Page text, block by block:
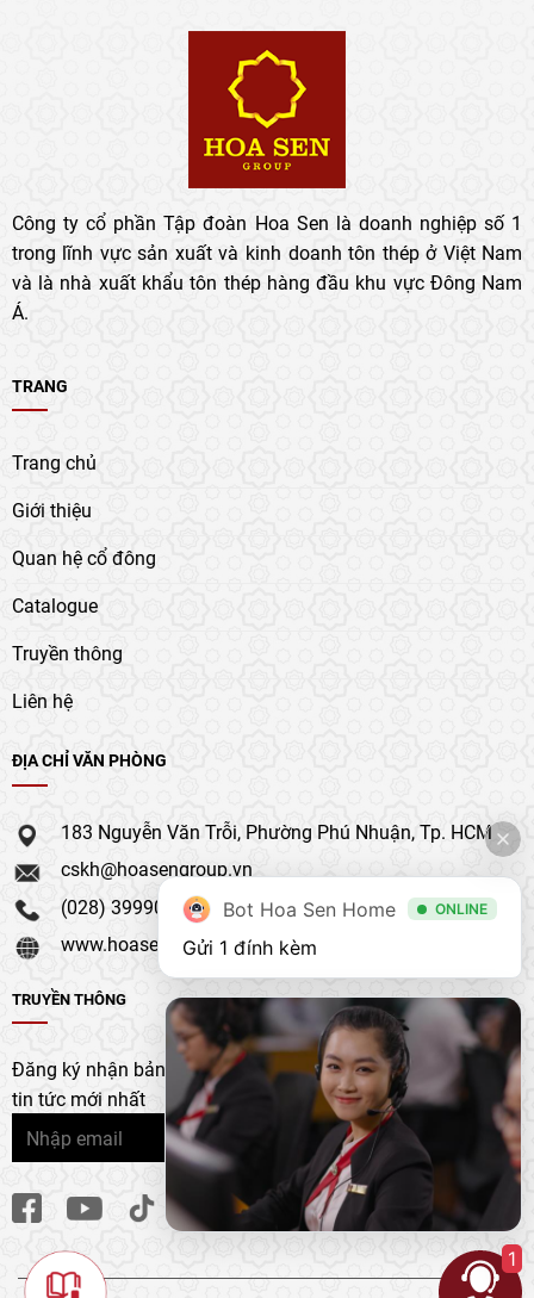
Công ty cổ phần Tập đoàn Hoa Sen là doanh nghiệp số 1
trong lĩnh vực sản xuất và kinh doanh tôn thép ở Việt Nam
và là nhà xuất khẩu tôn thép hàng đầu khu vực Đông Nam
Á.
TRANG
Trang chủ
Giới thiệu
Quan hệ cổ đông
Catalogue
Truyền thông
Liên hệ
ĐỊA CHỈ VĂN PHÒNG
183 Nguyễn Văn Trỗi, Phường Phú Nhuận, Tp. HCM
cskh@hoasengroup.vn
(028) 39990 111
www.hoasengroup.vn
TRUYỀN THÔNG
Đăng ký nhận bản tin của chúng tôi để nhận bản cập nhật &
tin tức mới nhất
Bot Hoa Sen Home ONLINE
Gửi 1 đính kèm
1